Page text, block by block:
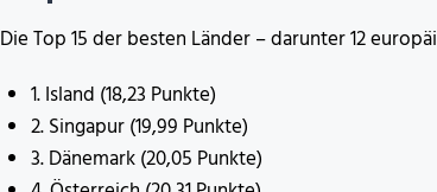
Die Top 15 der besten Länder – darunter 12
1. Island (18,23 Punkte)
2. Singapur (19,99 Punkte)
3. Dänemark (20,05 Punkte)